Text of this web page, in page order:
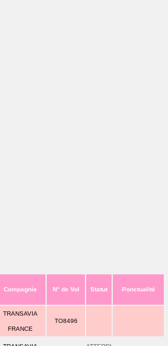
Compagnie N° de Vol Statut Ponctualité
TRANSAVIA
FRANCE
TO8496